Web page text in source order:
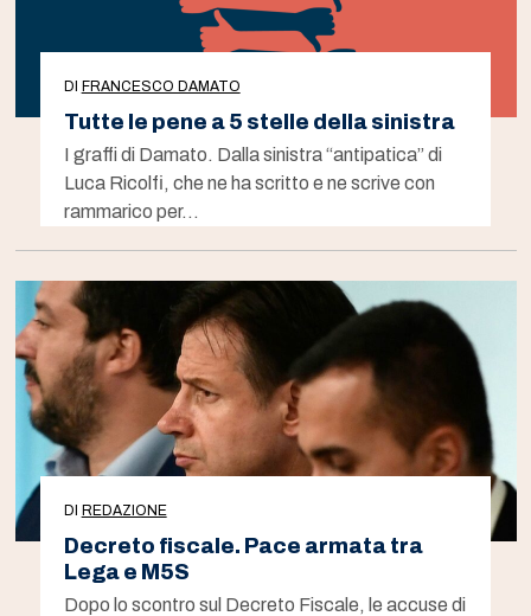
DI FRANCESCO DAMATO
Tutte le pene a 5 stelle della sinistra
I graffi di Damato. Dalla sinistra “antipatica” di
Luca Ricolfi, che ne ha scritto e ne scrive con
rammarico per…
DI REDAZIONE
Decreto fiscale. Pace armata tra
Lega e M5S
Dopo lo scontro sul Decreto Fiscale, le accuse di